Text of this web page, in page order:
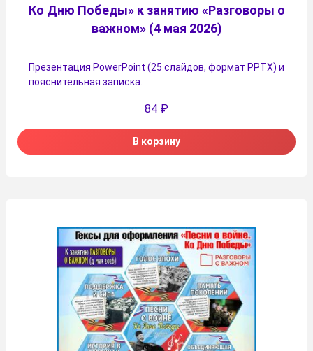
Ко Дню Победы» к занятию «Разговоры о
важном» (4 мая 2026)
Презентация PowerPoint (25 слайдов, формат PPTX) и
пояснительная записка.
84 ₽
В корзину